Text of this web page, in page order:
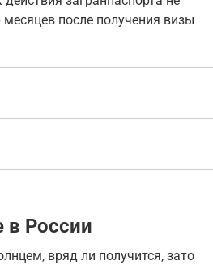
после получения визы
в России
вряд ли получится, зато